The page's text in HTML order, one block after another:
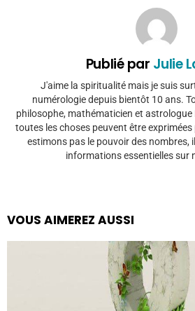
Publié par Julie
J'aime la spiritualité mais je suis
numérologie depuis bientôt 10 ans.
philosophe, mathématicien et astrologue
toutes les choses peuvent être
estimons pas le pouvoir des nombres,
informations essentielles sur
VOUS AIMEREZ AUSSI